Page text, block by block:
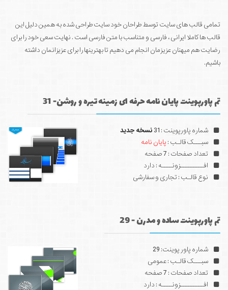
تمامی قالب های سایت توسط طراحان خود سایت طراحی شده به همین دلیل این
قالب ها کاملا ایرانی ، فارسی و متناسب با متن فارسی است . نهایت سعی خود را برای
رضایت هم میهنان عزیزمان انجام می دهیم تا بهترینها را برای عزیزانمان داشته
باشیم.
تم پاورپوینت پایان نامه حرفه ای زمینه تیره و روشن- 31
شماره پاورپوینت : 31
نسخه جدید
سبـــک قالـب : پایان نامه
تعداد صفحات : 7 صفحه
افـــــــــزونــــه : دارد
نوع قالـب : تجاری و سفارشی
تم پاورپوینت ساده و مدرن - 29
شماره پاور پوینت: 29
سبـــک قالـب : عمومی
تعداد صفحات : 7 صفحه
افـــــــــزونــــه : دارد